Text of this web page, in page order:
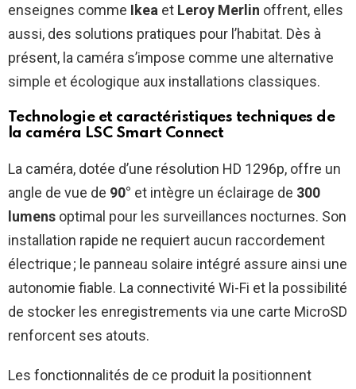
enseignes comme Ikea et Leroy Merlin offrent, elles
aussi, des solutions pratiques pour l’habitat. Dès à
présent, la caméra s’impose comme une alternative
simple et écologique aux installations classiques.
Technologie et caractéristiques techniques de
la caméra LSC Smart Connect
La caméra, dotée d’une résolution HD 1296p, offre un
angle de vue de 90° et intègre un éclairage de 300
lumens optimal pour les surveillances nocturnes. Son
installation rapide ne requiert aucun raccordement
électrique ; le panneau solaire intégré assure ainsi une
autonomie fiable. La connectivité Wi-Fi et la possibilité
de stocker les enregistrements via une carte MicroSD
renforcent ses atouts.
Les fonctionnalités de ce produit la positionnent